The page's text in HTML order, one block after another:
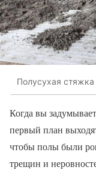
Полусухая стяжка
Когда вы
первый план
чтобы полы были
трещин и